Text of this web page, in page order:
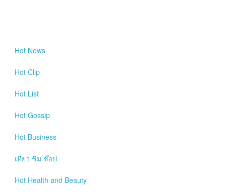
Hot News
Hot Clip
Hot List
Hot Gossip
Hot Business
เที่ยว ชิม ช๊อป
Hot Health and Beauty